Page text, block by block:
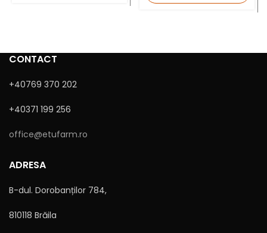
CONTACT
+40769 370 202
+40371 199 256
office@etufarm.ro
ADRESA
B-dul. Dorobanților 784,
810118 Brăila